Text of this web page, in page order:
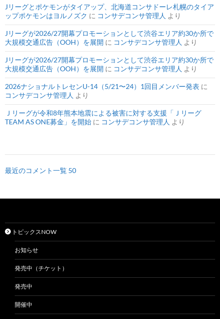
Jリーグとポケモンがタイアップ、北海道コンサドーレ札幌のタイア
ップポケモンはヨルノズク に コンサデコンサ管理人 より
Jリーグが2026/27開幕プロモーションとして渋谷エリア約30か所で
大規模交通広告（OOH）を展開 に コンサデコンサ管理人 より
Jリーグが2026/27開幕プロモーションとして渋谷エリア約30か所で
大規模交通広告（OOH）を展開 に コンサデコンサ管理人 より
2026ナショナルトレセンU-14（5/21〜24）1回目メンバー発表 に
コンサデコンサ管理人 より
Ｊリーグが令和8年熊本地震による被害に対する支援「Ｊリーグ
TEAM AS ONE募金」を開始 に コンサデコンサ管理人 より
最近のコメント一覧 50
トピックスNOW
お知らせ
発売中（チケット）
発売中
開催中